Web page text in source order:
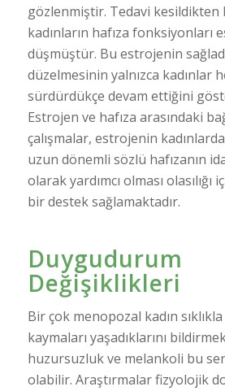
gözlenmiştir. Tedavi kesildikten
kadınların hafıza fonksiyonları
düşmüştür. Bu estrojenin
düzelmesinin yalnızca kadınlar
sürdürdükçe devam ettiğini
Estrojen ve hafıza arasındaki
çalışmalar, estrojenin
uzun dönemli sözlü hafızanın
olarak yardımcı olması
bir destek sağlamaktadır.
Duygudurum
Değişiklikleri
Bir çok menopozal kadın
kaymaları yaşadıklarını
huzursuzluk ve melankoli bu
olabilir. Araştırmalar fizyolojik